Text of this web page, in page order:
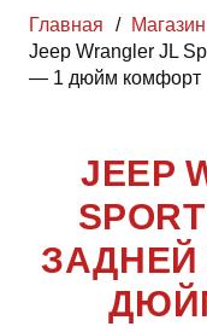
Главная / Магазин
Jeep Wrangler JL
— 1 дюйм комфорт
JEEP